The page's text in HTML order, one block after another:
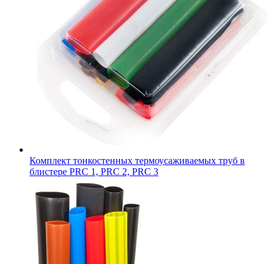
Комплект тонкостенных термоусаживаемых труб в
блистере PRC 1, PRC 2, PRC 3